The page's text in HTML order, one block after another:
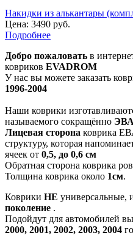
Накидки из алькантары
Цена: 3490 руб.
Подробнее
Добро пожаловать в
ковриков EVADROM
У нас вы можете заказать
1996-2004
Наши коврики
называемого сокращённо
Лицевая сторона коврика
структуру, которая
ячеек от 0,5, до 0,6 см
Обратная сторона коврика
Толщина коврика около 1см.
Коврики НЕ универсальные,
поколение .
Подойдут для автомобилей
2000, 2001, 2002, 2003, 2004